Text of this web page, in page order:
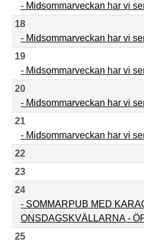
- Midsommarveckan har vi
18
- Midsommarveckan har vi
19
- Midsommarveckan har vi
20
- Midsommarveckan har vi
21
- Midsommarveckan har vi
22
23
24
- SOMMARPUB MED
ONSDAGSKVÄLLARNA -
25